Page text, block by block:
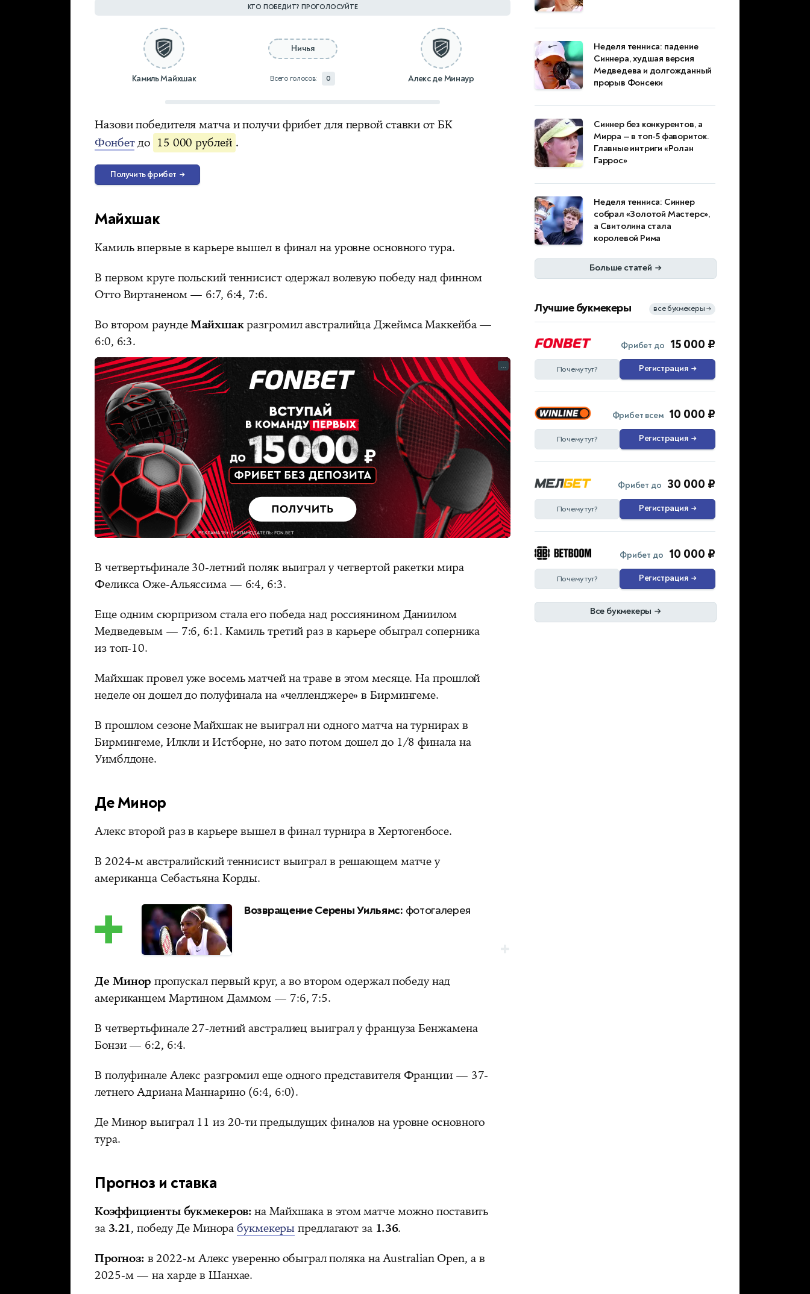
КТО ПОБЕДИТ? ПРОГОЛОСУЙТЕ
Камиль Майхшак
Ничья
Всего голосов: 0 Алекс де Минаур
Назови победителя матча и получи фрибет для первой ставки от БК
Фонбетдо 15 000 рублей .
Получить фрибет →
Майхшак
Камиль впервые в карьере вышел в финал на уровне основного тура.
В первом круге польский теннисист одержал волевую победу над финном
Отто Виртаненом — 6:7, 6:4, 7:6.
Во втором раундеМайхшакразгромил австралийца Джеймса Маккейба —
6:0, 6:3.
...
В четвертьфинале 30-летний поляк выиграл у четвертой ракетки мира
Феликса Оже-Альяссима — 6:4, 6:3.
Еще одним сюрпризом стала его победа над россиянином Даниилом
Медведевым — 7:6, 6:1. Камиль третий раз в карьере обыграл соперника
из топ-10.
Майхшак провел уже восемь матчей на траве в этом месяце. На прошлой
неделе он дошел до полуфинала на «челленджере» в Бирмингеме.
В прошлом сезоне Майхшак не выиграл ни одного матча на турнирах в
Бирмингеме, Илкли и Истборне, но зато потом дошел до 1/8 финала на
Уимблдоне.
Де Минор
Алекс второй раз в карьере вышел в финал турнира в Хертогенбосе.
В 2024-м австралийский теннисист выиграл в решающем матче у
американца Себастьяна Корды.
Возвращение Серены Уильямс: фотогалерея
Де Минор пропускал первый круг, а во втором одержал победу над
американцем Мартином Даммом — 7:6, 7:5.
В четвертьфинале 27-летний австралиец выиграл у француза Бенжамена
Бонзи — 6:2, 6:4.
В полуфинале Алекс разгромил еще одного представителя Франции — 37-
летнего Адриана Маннарино (6:4, 6:0).
Де Минор выиграл 11 из 20-ти предыдущих финалов на уровне основного
тура.
Прогноз и ставка
Коэффициенты букмекеров:на Майхшака в этом матче можно поставить
за 3.21, победу Де Минорабукмекерыпредлагают за 1.36.
Прогноз: в 2022-м Алекс уверенно обыграл поляка на Australian Open, а в
2025-м — на харде в Шанхае.
Неделя тенниса: падение
Синнера, худшая версия
Медведева и долгожданный
прорыв Фонсеки
Синнер без конкурентов, а
Мирра — в топ-5 фавориток.
Главные интриги «Ролан
Гаррос»
Неделя тенниса: Синнер
собрал «Золотой Мастерс»,
а Свитолина стала
королевой Рима
Больше статей →
Лучшие букмекеры все букмекеры →
Фрибет до 15 000 ₽
Почему тут? Регистрация →
Фрибет всем 10 000 ₽
Почему тут? Регистрация →
Фрибет до 30 000 ₽
Почему тут? Регистрация →
Фрибет до 10 000 ₽
Почему тут? Регистрация →
Все букмекеры →